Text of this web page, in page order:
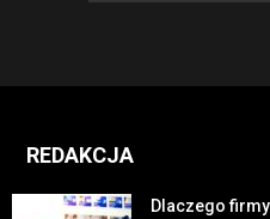
REDAKCJA
Dlaczego